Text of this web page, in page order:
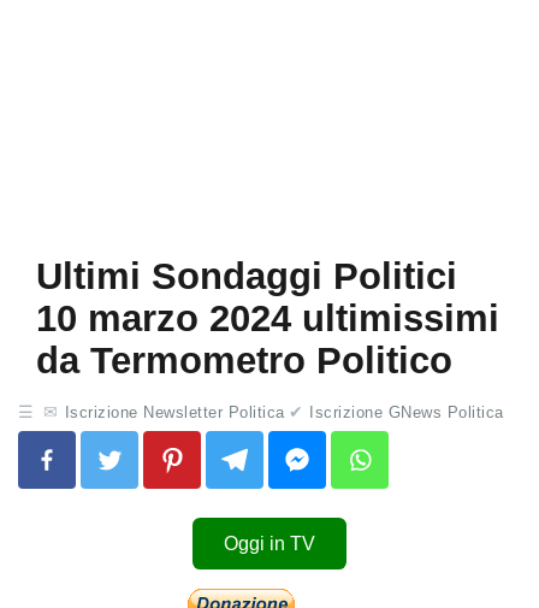
Ultimi Sondaggi Politici
10 marzo 2024 ultimissimi
da Termometro Politico
Iscrizione Newsletter Politica Iscrizione GNews Politica
Oggi in TV